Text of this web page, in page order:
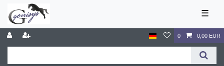
☰
0 0,00 EUR